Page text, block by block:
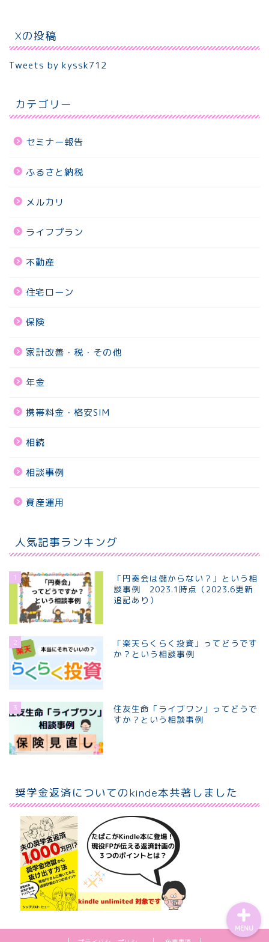
Xの投稿
Tweets by kyssk712
カテゴリー
セミナー報告
ふるさと納税
メルカリ
ライフプラン
不動産
住宅ローン
保険
家計改善・税・その他
年金
携帯料金・格安SIM
相続
相談事例
資産運用
人気記事ランキング
1
「円奏会は儲からない？」という相
談事例 2023.1時点（2023.6更新
追記あり）
2
「楽天らくらく投資」ってどうです
か？という相談事例
3
住友生命「ライブワン」ってどうで
すか？という相談事例
奨学金返済についてのkinde本共著しました
MENU
お問い合わせ